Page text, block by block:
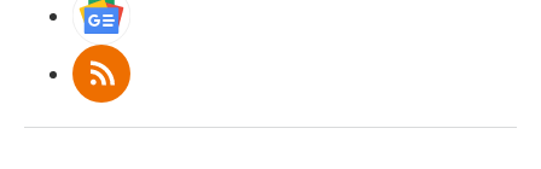
RSS